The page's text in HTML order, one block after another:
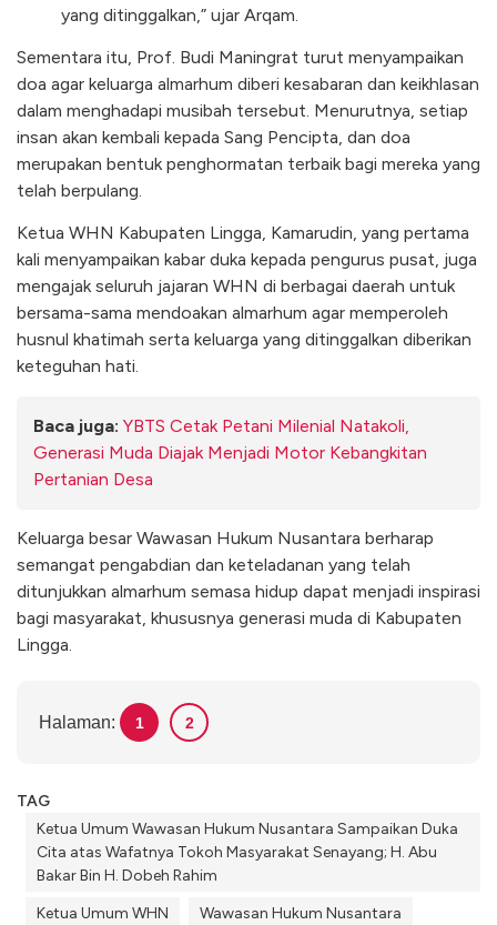
yang ditinggalkan,” ujar Arqam.
Sementara itu, Prof. Budi Maningrat turut menyampaikan
doa agar keluarga almarhum diberi kesabaran dan keikhlasan
dalam menghadapi musibah tersebut. Menurutnya, setiap
insan akan kembali kepada Sang Pencipta, dan doa
merupakan bentuk penghormatan terbaik bagi mereka yang
telah berpulang.
Ketua WHN Kabupaten Lingga, Kamarudin, yang pertama
kali menyampaikan kabar duka kepada pengurus pusat, juga
mengajak seluruh jajaran WHN di berbagai daerah untuk
bersama-sama mendoakan almarhum agar memperoleh
husnul khatimah serta keluarga yang ditinggalkan diberikan
keteguhan hati.
Baca juga: YBTS Cetak Petani Milenial Natakoli,
Generasi Muda Diajak Menjadi Motor Kebangkitan
Pertanian Desa
Keluarga besar Wawasan Hukum Nusantara berharap
semangat pengabdian dan keteladanan yang telah
ditunjukkan almarhum semasa hidup dapat menjadi inspirasi
bagi masyarakat, khususnya generasi muda di Kabupaten
Lingga.
Halaman: 1 2
TAG
Ketua Umum Wawasan Hukum Nusantara Sampaikan Duka
Cita atas Wafatnya Tokoh Masyarakat Senayang; H. Abu
Bakar Bin H. Dobeh Rahim
Ketua Umum WHN
Wawasan Hukum Nusantara